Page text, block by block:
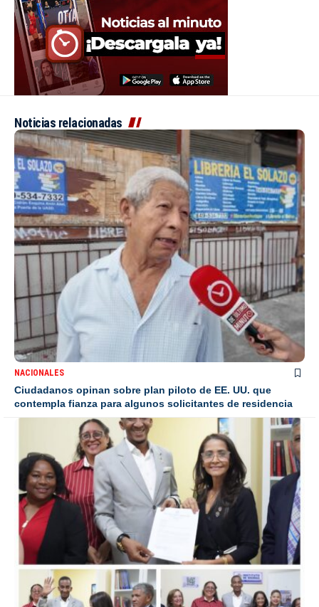
Noticias relacionadas
NACIONALES
Ciudadanos opinan sobre plan piloto de EE. UU. que
contempla fianza para algunos solicitantes de residencia